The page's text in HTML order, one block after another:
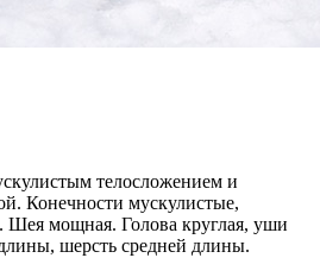
телосложением и
Конечности мускулистые,
Шея мощная. Голова круглая, уши
шерсть средней длины.